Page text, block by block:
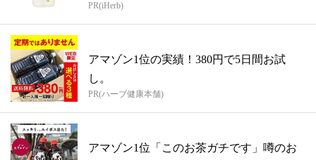
PR(iHerb)
アマゾン1位の実績！380円で5日間お試
し。
PR(ハーブ健康本舗)
アマゾン1位「このお茶ガチです」噂のお